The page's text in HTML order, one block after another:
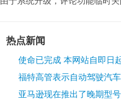
热点新闻
使命已完成 本网站自即日
福特高管表示自动驾驶汽
亚马逊现在推出了晚期型